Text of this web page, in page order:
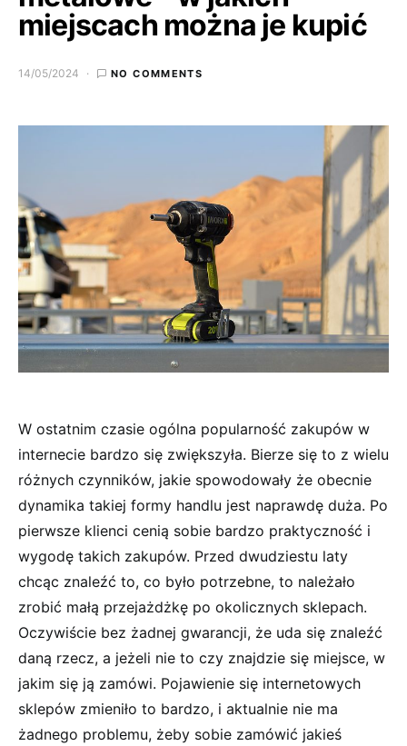
miejscach można je kupić
14/05/2024 NO COMMENTS
W ostatnim czasie ogólna popularność zakupów w
internecie bardzo się zwiększyła. Bierze się to z wielu
różnych czynników, jakie spowodowały że obecnie
dynamika takiej formy handlu jest naprawdę duża. Po
pierwsze klienci cenią sobie bardzo praktyczność i
wygodę takich zakupów. Przed dwudziestu laty
chcąc znaleźć to, co było potrzebne, to należało
zrobić małą przejażdżkę po okolicznych sklepach.
Oczywiście bez żadnej gwarancji, że uda się znaleźć
daną rzecz, a jeżeli nie to czy znajdzie się miejsce, w
jakim się ją zamówi. Pojawienie się internetowych
sklepów zmieniło to bardzo, i aktualnie nie ma
żadnego problemu, żeby sobie zamówić jakieś